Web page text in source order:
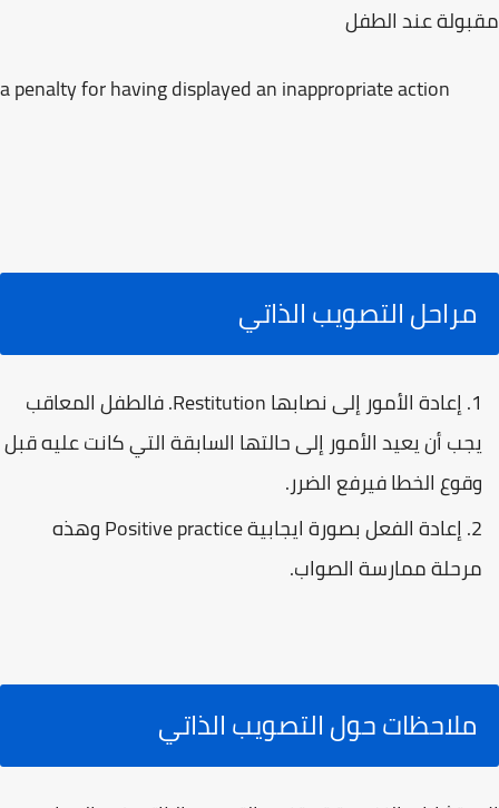
مقبولة عند الطفل
a penalty for having displayed an inappropriate action
مراحل التصويب الذاتي
إعادة الأمور إلى نصابها Restitution. فالطفل المعاقب
يجب أن يعيد الأمور إلى حالتها السابقة التي كانت عليه قبل
وقوع الخطا فيرفع الضرر.
إعادة الفعل بصورة ايجابية Positive practice وهذه
مرحلة ممارسة الصواب.
ملاحظات حول التصويب الذاتي